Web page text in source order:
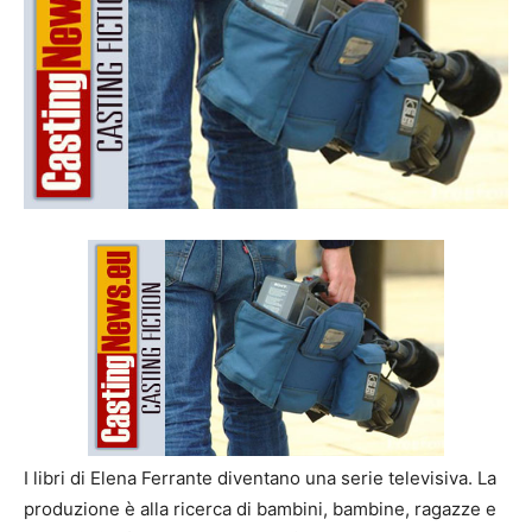
I libri di Elena Ferrante diventano una serie televisiva. La
produzione è alla ricerca di bambini, bambine, ragazze e